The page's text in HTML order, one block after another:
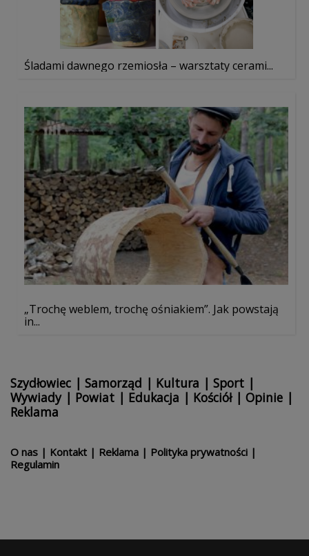
Śladami dawnego rzemiosła – warsztaty cerami...
„Trochę weblem, trochę ośniakiem”. Jak powstają
in...
Szydłowiec | Samorząd | Kultura | Sport |
Wywiady| Powiat | Edukacja | Kościół| Opinie |
Reklama
O nas | Kontakt | Reklama | Polityka prywatności |
Regulamin